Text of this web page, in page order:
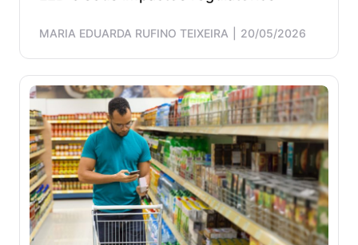
MARIA EDUARDA RUFINO TEIXEIRA 20/05/2026